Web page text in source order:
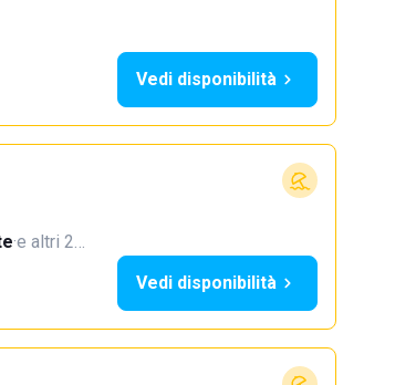
Vedi disponibilità
·e altri 2…
Vedi disponibilità